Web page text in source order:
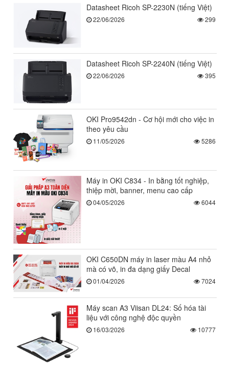
Datasheet Ricoh SP-2230N (tiếng Việt)
22/06/2026 299
Datasheet Ricoh SP-2240N (tiếng Việt)
22/06/2026 395
OKI Pro9542dn - Cơ hội mới cho việc in
theo yêu cầu
11/05/2026 5286
Máy in OKI C834 - In bằng tốt nghiệp,
thiệp mời, banner, menu cao cấp
04/05/2026 6044
OKI C650DN máy in laser màu A4 nhỏ
mà có võ, in đa dạng giấy Decal
01/04/2026 7024
Máy scan A3 Viisan DL24: Số hóa tài
liệu với công nghệ độc quyền
16/03/2026 10777